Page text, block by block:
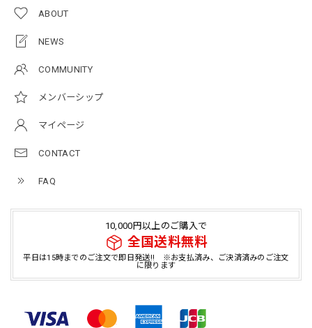
ABOUT
NEWS
COMMUNITY
メンバーシップ
マイページ
CONTACT
FAQ
10,000円以上のご購入で
全国送料無料
平日は15時までのご注文で即日発送!! ※お支払済み、ご決済済みのご注文
に限ります